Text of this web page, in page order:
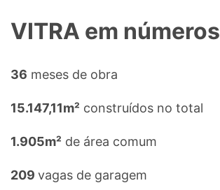
VITRA em números
36 meses de obra
15.147,11m² construídos no total
1.905m² de área comum
209 vagas de garagem